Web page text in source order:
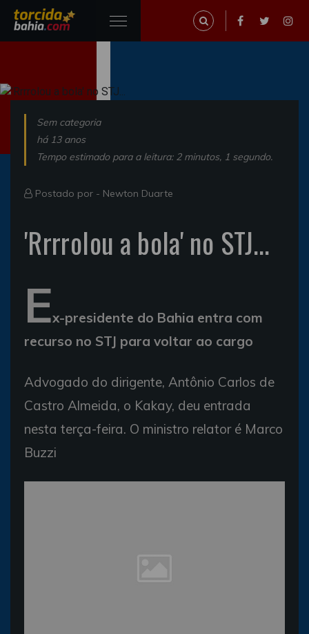
Sem categoria
há 13 anos
Tempo estimado para a leitura: 2 minutos, 1 segundo.
Postado por - Newton Duarte
'Rrrrolou a bola' no STJ...
Ex-presidente do Bahia entra com
recurso no STJ para voltar ao cargo
Advogado do dirigente, Antônio Carlos de
Castro Almeida, o Kakay, deu entrada
nesta terça-feira. O ministro relator é Marco
Buzzi